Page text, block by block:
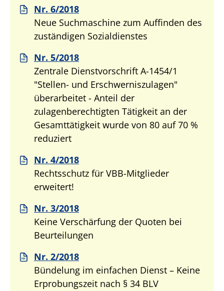
Nr. 6/2018
Neue Suchmaschine zum Auffinden des
zuständigen Sozialdienstes
Nr. 5/2018
Zentrale Dienstvorschrift A-1454/1
"Stellen- und Erschwerniszulagen"
überarbeitet - Anteil der
zulagenberechtigten Tätigkeit an der
Gesamttätigkeit wurde von 80 auf 70 %
reduziert
Nr. 4/2018
Rechtsschutz für VBB-Mitglieder
erweitert!
Nr. 3/2018
Keine Verschärfung der Quoten bei
Beurteilungen
Nr. 2/2018
Bündelung im einfachen Dienst – Keine
Erprobungszeit nach § 34 BLV